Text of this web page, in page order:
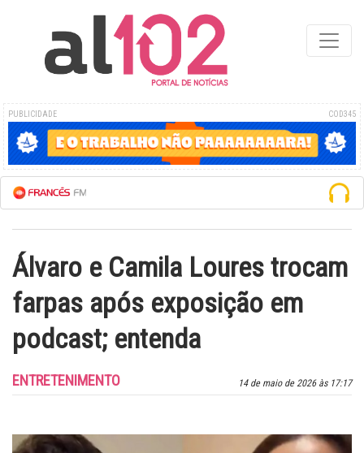
PUBLICIDADE COD345
AO VIVO
Álvaro e Camila Loures trocam
farpas após exposição em
podcast; entenda
14 de maio de 2026 às 17:17
ENTRETENIMENTO